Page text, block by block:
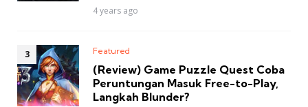
4 years ago
Featured
(Review) Game Puzzle Quest Coba
Peruntungan Masuk Free-to-Play,
Langkah Blunder?